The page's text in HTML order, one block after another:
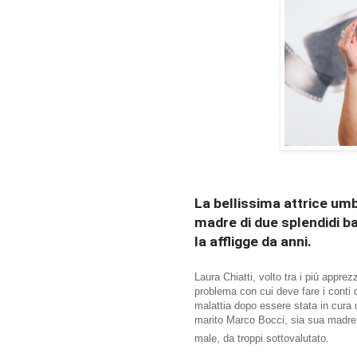
La bellissima attrice
madre di due splendidi
la affligge da anni.
Laura Chiatti, volto tra i più
problema con cui deve fare i conti
malattia dopo essere stata in
marito Marco Bocci, sia sua
male, da troppi sottovalutato.